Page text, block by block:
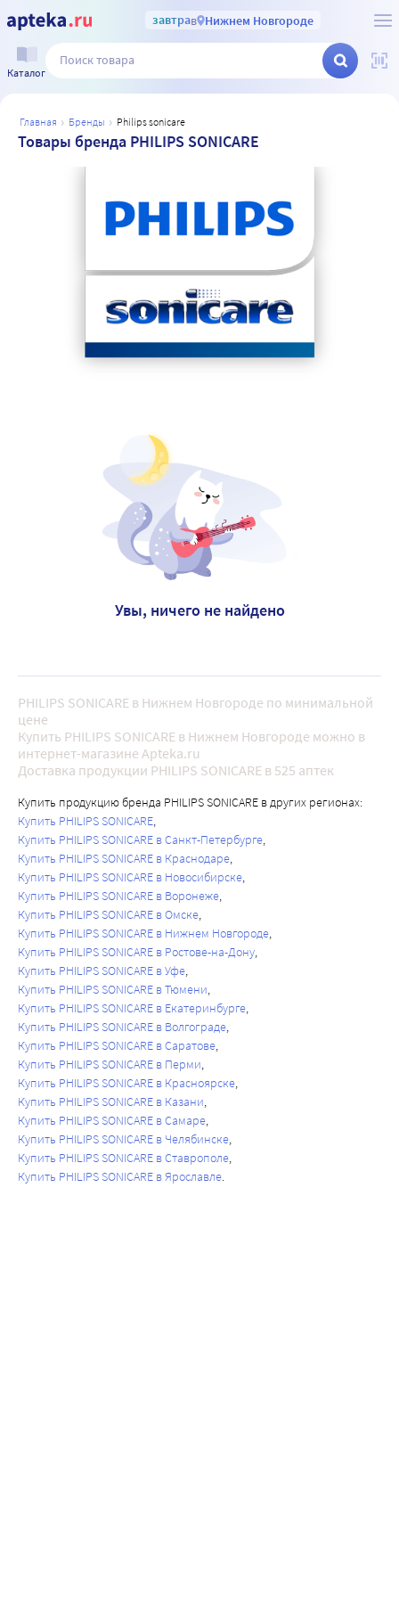
завтрав Нижнем Новгороде
Каталог
главная бренды philips sonicare
Товары бренда PHILIPS SONICARE
Увы, ничего не найдено
PHILIPS SONICARE в Нижнем Новгороде по минимальной
цене
Купить PHILIPS SONICARE в Нижнем Новгороде можно в
интернет-магазине Apteka.ru
Доставка продукции PHILIPS SONICARE в 525 аптек
Купить продукцию бренда PHILIPS SONICARE в других регионах:
Купить PHILIPS SONICARE
Купить PHILIPS SONICARE в Санкт-Петербурге
Купить PHILIPS SONICARE в Краснодаре
Купить PHILIPS SONICARE в Новосибирске
Купить PHILIPS SONICARE в Воронеже
Купить PHILIPS SONICARE в Омске
Купить PHILIPS SONICARE в Нижнем Новгороде
Купить PHILIPS SONICARE в Ростове-на-Дону
Купить PHILIPS SONICARE в Уфе
Купить PHILIPS SONICARE в Тюмени
Купить PHILIPS SONICARE в Екатеринбурге
Купить PHILIPS SONICARE в Волгограде
Купить PHILIPS SONICARE в Саратове
Купить PHILIPS SONICARE в Перми
Купить PHILIPS SONICARE в Красноярске
Купить PHILIPS SONICARE в Казани
Купить PHILIPS SONICARE в Самаре
Купить PHILIPS SONICARE в Челябинске
Купить PHILIPS SONICARE в Ставрополе
Купить PHILIPS SONICARE в Ярославле